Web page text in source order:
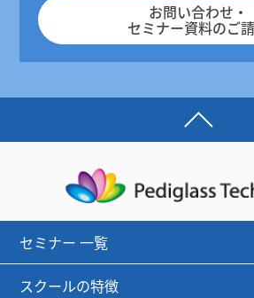
お問い合わせ・
セミナー資料のご
セミナー 一覧
スクールの特徴